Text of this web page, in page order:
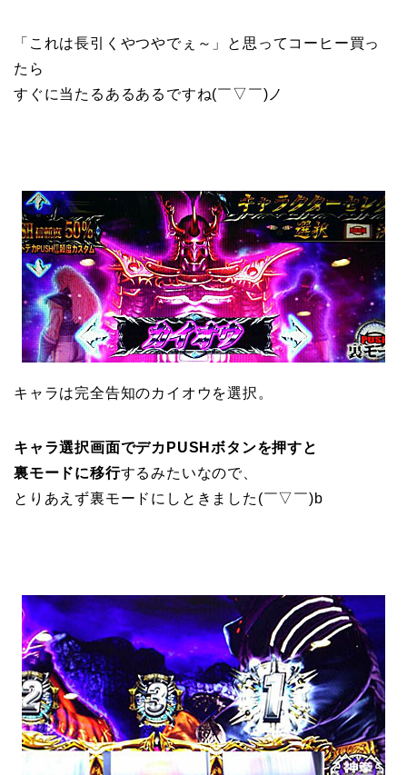
「これは長引くやつやでぇ～」と思ってコーヒー買っ
たら
すぐに当たるあるあるですね(￣▽￣)ノ
キャラは完全告知のカイオウを選択。
キャラ選択画面でデカPUSHボタンを押すと
裏モードに移行するみたいなので、
とりあえず裏モードにしときました(￣▽￣)b